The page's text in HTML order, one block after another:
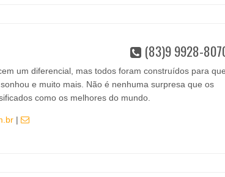
(83)9 9928-
um diferencial, mas todos foram construídos para que
e muito mais. Não é nenhuma surpresa que os
como os melhores do mundo.
|